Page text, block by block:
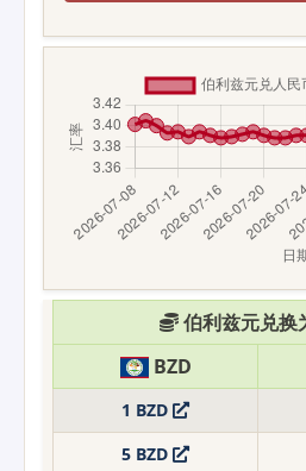
伯利兹元兑换
BZD
1 BZD
5 BZD